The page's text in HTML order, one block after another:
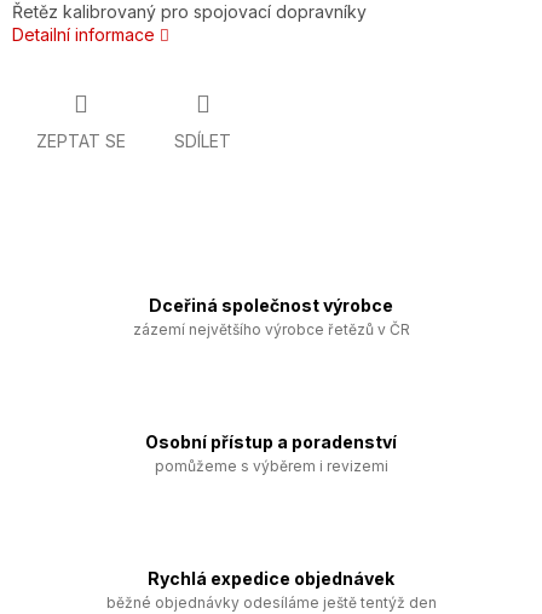
Řetěz kalibrovaný pro spojovací dopravníky
Detailní informace
ZEPTAT SE SDÍLET
Dceřiná společnost výrobce
zázemí největšího výrobce řetězů v ČR
Osobní přístup a poradenství
pomůžeme s výběrem i revizemi
Rychlá expedice objednávek
běžné objednávky odesíláme ještě tentýž den